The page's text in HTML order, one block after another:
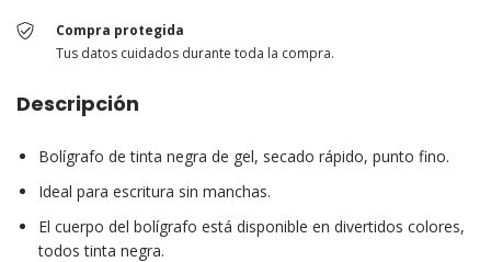
Compra protegida
Tus datos cuidados durante toda la compra.
Descripción
Bolígrafo de tinta negra de gel, secado rápido, punto fino.
Ideal para escritura sin manchas.
El cuerpo del bolígrafo está disponible en divertidos colores,
todos tinta negra.